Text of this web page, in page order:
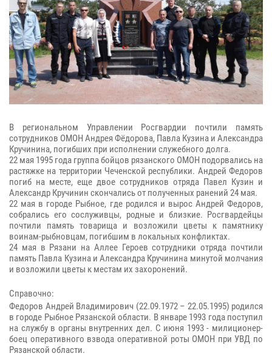
В региональном Управлении Росгвардии почтили память
сотрудников ОМОН Андрея Фёдорова, Павла Кузина и Александра
Кручинина, погибших при исполнении служебного долга.
22 мая 1995 года группа бойцов рязанского ОМОН подорвались на
растяжке на территории Чеченской республики. Андрей Федоров
погиб на месте, еще двое сотрудников отряда Павел Кузин и
Александр Кручинин скончались от полученных ранений 24 мая.
22 мая в городе Рыбное, где родился и вырос Андрей Федоров,
собрались его сослуживцы, родные и близкие. Росгвардейцы
почтили память товарища и возложили цветы к памятнику
воинам-рыбновцам, погибшим в локальных конфликтах.
24 мая в Рязани на Аллее Героев сотрудники отряда почтили
память Павла Кузина и Александра Кручинина минутой молчания
и возложили цветы к местам их захоронений.
Справочно:
Федоров Андрей Владимирович (22.09.1972 – 22.05.1995) родился
в городе Рыбное Рязанской области. В январе 1993 года поступил
на службу в органы внутренних дел. С июня 1993 - милиционер-
боец оперативного взвода оперативной роты ОМОН при УВД по
Рязанской области.